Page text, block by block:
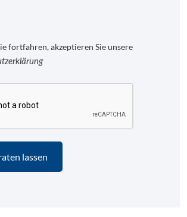
fortfahren, akzeptieren Sie unsere